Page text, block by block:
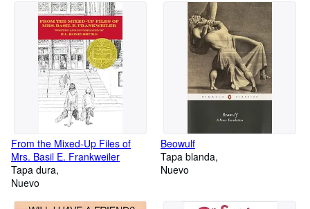
From the Mixed-Up Files of
Mrs. Basil E. Frankweiler
Tapa dura
Nuevo
Beowulf
Tapa blanda
Nuevo